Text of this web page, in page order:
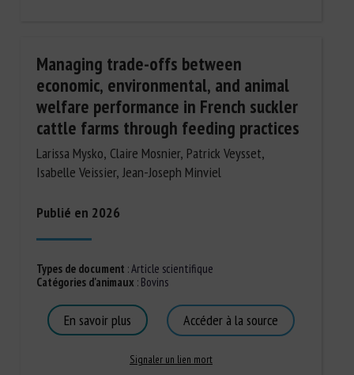
Managing trade-offs between
economic, environmental, and animal
welfare performance in French suckler
cattle farms through feeding practices
Larissa Mysko, Claire Mosnier, Patrick Veysset,
Isabelle Veissier, Jean-Joseph Minviel
Publié en 2026
Types de document :Article scientifique
Catégories d'animaux : Bovins
En savoir plus Accéder à la source
Signaler un lien mort